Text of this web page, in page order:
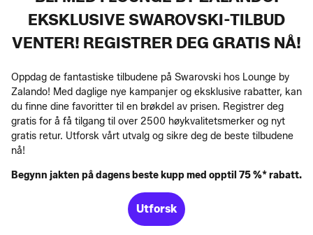
EKSKLUSIVE SWAROVSKI-TILBUD
VENTER! REGISTRER DEG GRATIS NÅ!
Oppdag de fantastiske tilbudene på Swarovski hos Lounge by
Zalando! Med daglige nye kampanjer og eksklusive rabatter, kan
du finne dine favoritter til en brøkdel av prisen. Registrer deg
gratis for å få tilgang til over 2500 høykvalitetsmerker og nyt
gratis retur. Utforsk vårt utvalg og sikre deg de beste tilbudene
nå!
Begynn jakten på dagens beste kupp med opptil 75 %* rabatt.
Utforsk